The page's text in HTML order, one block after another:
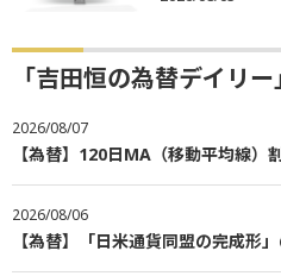
「吉田恒の為替デイリ
2026/08/07
【為替】120日MA（移動平均線）
2026/08/06
【為替】「日米通貨同盟の完成形